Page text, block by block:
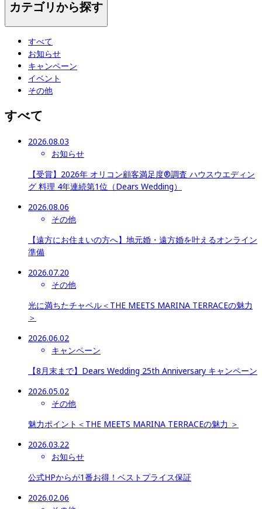
カテゴリから探す
すべて
お知らせ
キャンペーン
イベント
その他
すべて
2026.08.03
お知らせ
【受賞】2026年 オリコン顧客満足度®調査 ハウスウエディン
グ 料理 4年連続第1位（Dears Wedding）
2026.08.06
その他
【遠方にお住まいの方へ】地元婚・遠方婚を叶えるオンライン
準備
2026.07.20
その他
光に満ちたチャペル＜THE MEETS MARINA TERRACEの魅力
＞
2026.06.02
キャンペーン
【8月末まで】Dears Wedding 25th Anniversary キャンペーン
2026.05.02
その他
魅力ポイント＜THE MEETS MARINA TERRACEの魅力 ＞
2026.03.22
お知らせ
公式HPからが1番お得​​​​​​​！ベストプライス保証
2026.02.06